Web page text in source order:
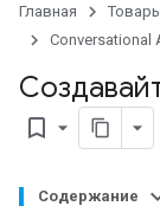
Главная
Conversational
bookmark_border
Содержание